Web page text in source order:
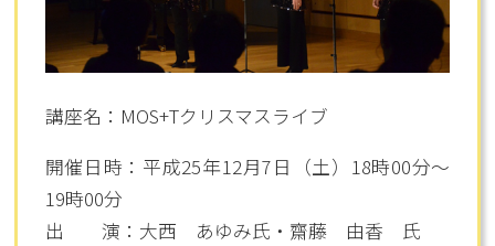
講座名：MOS+Tクリスマスライブ
開催日時：平成25年12月7日（土）18時00分～
19時00分
出 演：大西 あゆみ氏・齋藤 由香 氏